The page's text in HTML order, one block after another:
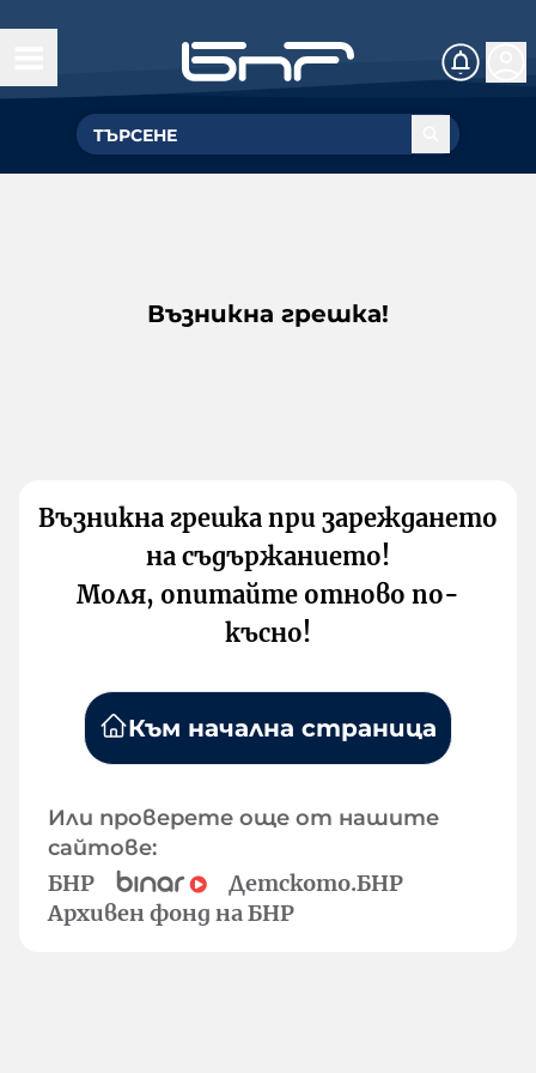
Възникна грешка!
Възникна грешка при зареждането
на съдържанието!
Моля, опитайте отново по-
късно!
Към начална страница
Или проверете още от нашите
сайтове:
БНР
Детското.БНР
Архивен фонд на БНР